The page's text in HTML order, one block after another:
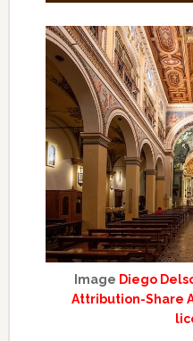
Image Diego
Attribution-Share